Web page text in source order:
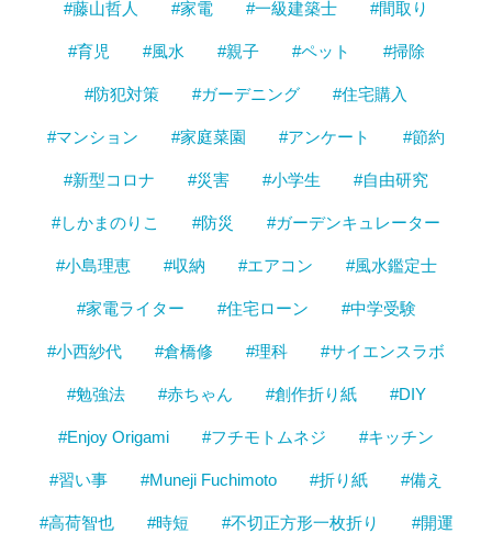
#藤山哲人 #家電 #一級建築士 #間取り
#育児 #風水 #親子 #ペット #掃除
#防犯対策 #ガーデニング #住宅購入
#マンション #家庭菜園 #アンケート #節約
#新型コロナ #災害 #小学生 #自由研究
#しかまのりこ #防災 #ガーデンキュレーター
#小島理恵 #収納 #エアコン #風水鑑定士
#家電ライター #住宅ローン #中学受験
#小西紗代 #倉橋修 #理科 #サイエンスラボ
#勉強法 #赤ちゃん #創作折り紙 #DIY
#Enjoy Origami #フチモトムネジ #キッチン
#習い事 #Muneji Fuchimoto #折り紙 #備え
#高荷智也 #時短 #不切正方形一枚折り #開運